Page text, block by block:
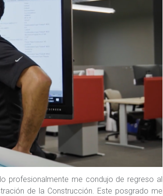
profesionalmente me condujo de regreso al
de la Construcción. Este posgrado me